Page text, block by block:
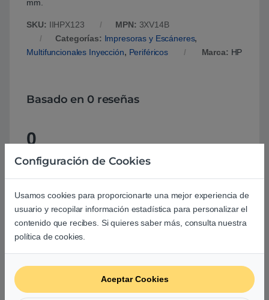
mm.
SKU: IIHPX123 MPN: 3XV14B
Categorías: Impresoras y Escáneres,
Multifuncionales Inyección, Periféricos Marca: HP
Basado en 0 reseñas
0
0
0
0
Agrega una reseña
Debesaccederpara publicar una valoración.
Configuración de Cookies
Usamos cookies para proporcionarte una mejor experiencia de
usuario y recopilar información estadística para personalizar el
contenido que recibes. Si quieres saber más, consulta nuestra
política de cookies.
Aceptar Cookies